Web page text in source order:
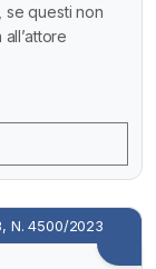
se questi non
N. 4500/2023